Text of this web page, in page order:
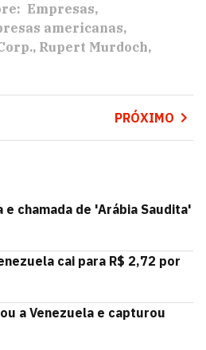
Empresas
americanas
Rupert Murdoch
PRÓXIMO
chamada de 'Arábia Saudita'
cai para R$ 2,72 por
a Venezuela e capturou